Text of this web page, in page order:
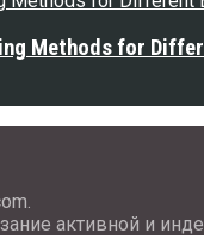
Methods for
активной и